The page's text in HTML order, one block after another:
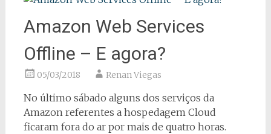
Amazon Web Services
Offline – E agora?
05/03/2018 Renan Viegas
No último sábado alguns dos serviços da
Amazon referentes a hospedagem Cloud
ficaram fora do ar por mais de quatro horas.